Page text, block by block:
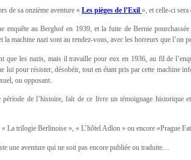
de sa onzième aventure « Les pièges de l’Exil », et celle-ci
enquête au Berghof en 1939, et la fuite de Bernie
la machine nazi sont au rendez-vous, avec les horreurs que l’on
que les nazis, mais il travaille pour eux en 1936, au fil de
lui pour résister, désobéir, tout en étant pris par cette machine
ou opposant.
de l’histoire, fait de ce livre un témoignage historique
La trilogie Berlinoise », « L’hôtel Adlon » ou encore «Prague
une aventure qui ne soit pas encore publiée ou traduite…